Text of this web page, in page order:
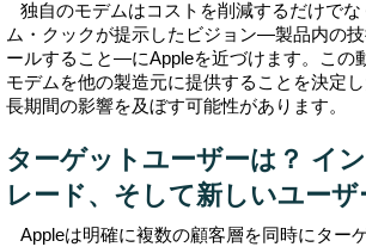
独自のモデムはコストを削減するだけでな
ム・クックが提示したビジョン―製品内の
ールすること―にAppleを近づけます。この
モデムを他の製造元に提供することを決定
長期間の影響を及ぼす可能性があります。
ターゲットユーザーは？ イ
レード、そして新しいユーザ
Appleは明確に複数の顧客層を同時にター